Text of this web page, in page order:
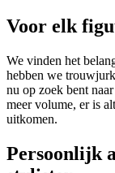
Voor elk
We vinden het
hebben we
nu op zoek bent
meer volume, er is
uitkomen.
Persoonlijk